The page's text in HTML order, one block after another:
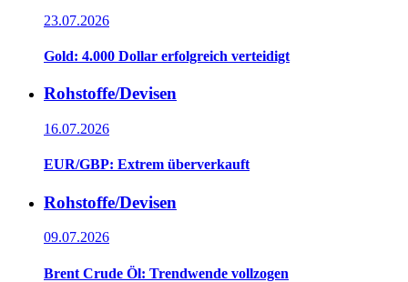
23.07.2026
Gold: 4.000 Dollar erfolgreich verteidigt
Rohstoffe/Devisen
16.07.2026
EUR/GBP: Extrem überverkauft
Rohstoffe/Devisen
09.07.2026
Brent Crude Öl: Trendwende vollzogen